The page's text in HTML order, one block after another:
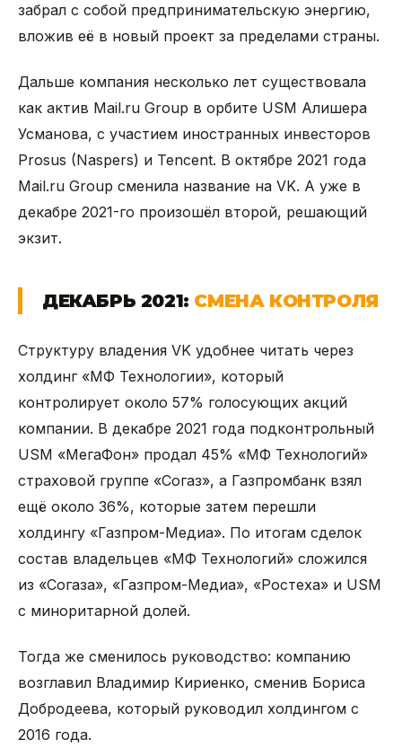
забрал с собой предпринимательскую энергию,
вложив её в новый проект за пределами страны.
Дальше компания несколько лет существовала
как актив Mail.ru Group в орбите USM Алишера
Усманова, с участием иностранных инвесторов
Prosus (Naspers) и Tencent. В октябре 2021 года
Mail.ru Group сменила название на VK. А уже в
декабре 2021-го произошёл второй, решающий
экзит.
ДЕКАБРЬ 2021: СМЕНА КОНТРОЛЯ
Структуру владения VK удобнее читать через
холдинг «МФ Технологии», который
контролирует около 57% голосующих акций
компании. В декабре 2021 года подконтрольный
USM «МегаФон» продал 45% «МФ Технологий»
страховой группе «Согаз», а Газпромбанк взял
ещё около 36%, которые затем перешли
холдингу «Газпром-Медиа». По итогам сделок
состав владельцев «МФ Технологий» сложился
из «Согаза», «Газпром-Медиа», «Ростеха» и USM
с миноритарной долей.
Тогда же сменилось руководство: компанию
возглавил Владимир Кириенко, сменив Бориса
Добродеева, который руководил холдингом с
2016 года.